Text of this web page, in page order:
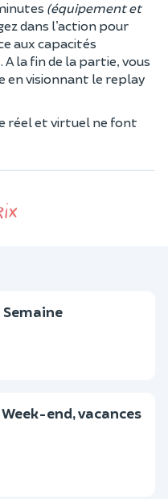
(équipement et
dans l’action pour
aux capacités
la fin de la partie, vous
en visionnant le replay
réel et virtuel ne font
end, vacances